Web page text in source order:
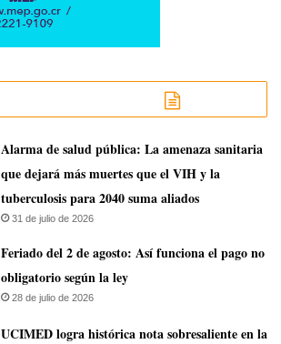
​Alarma de salud pública: La amenaza sanitaria
que dejará más muertes que el VIH y la
tuberculosis para 2040 suma aliados
31 de julio de 2026
Feriado del 2 de agosto: Así funciona el pago no
obligatorio según la ley
28 de julio de 2026
UCIMED logra histórica nota sobresaliente en la